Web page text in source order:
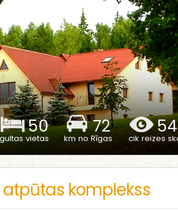
50
gultas vietas
72
km no Rīgas cik reizes
atpūtas komplekss